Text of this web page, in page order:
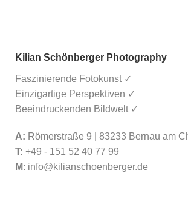
Kilian Schönberger Photography
Faszinierende Fotokunst ✓
Einzigartige Perspektiven ✓
Beeindruckenden Bildwelt ✓
A: Römerstraße 9 | 83233 Bernau am
T: +49 - 151 52 40 77 99
M: info@kilianschoenberger.de